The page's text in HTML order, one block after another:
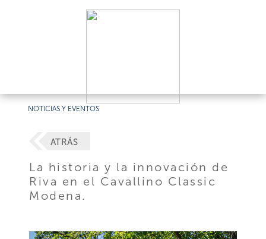
NOTICIAS Y EVENTOS
ATRÁS
La historia y la innovación de
Riva en el Cavallino Classic
Modena.